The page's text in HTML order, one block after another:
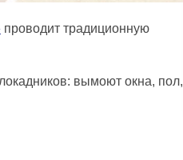
проводит традиционную
вымоют окна, пол,